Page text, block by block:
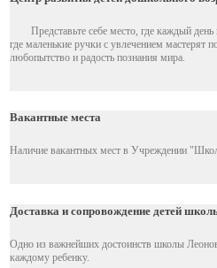
Представьте себе место, где каждый день
где маленькие ручки с увлечением мастерят
любопытство и радость познания мира.
Вакантные места
Наличие вакантных мест в Учреждении
Доставка и сопровождение детей
Одно из важнейших достоинств школы
каждому ребенку.